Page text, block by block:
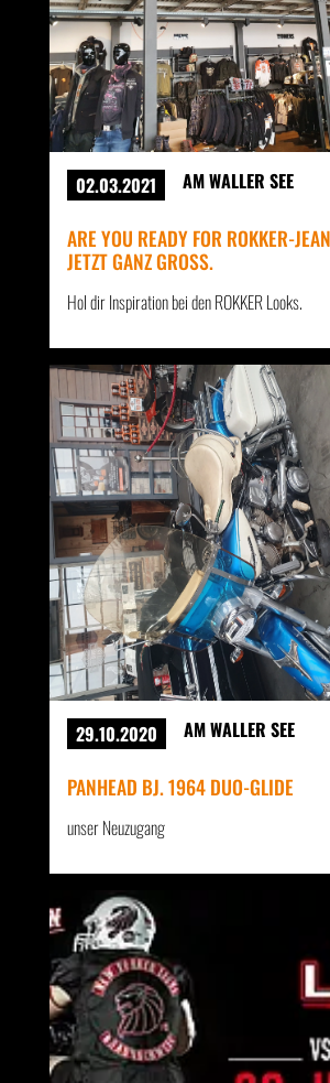
02.03.2021 AM WALLER SEE
ARE YOU READY FOR ROKKER-
JETZT GANZ GROSS.
Hol dir Inspiration bei den ROKKER Looks.
29.10.2020 AM WALLER SEE
PANHEAD BJ. 1964 DUO-GLIDE
unser Neuzugang